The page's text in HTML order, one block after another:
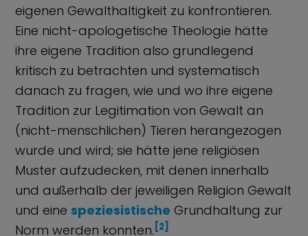
eigenen Gewalthaltigkeit zu konfrontieren.
Eine nicht-apologetische Theologie hätte
ihre eigene Tradition also grundlegend
kritisch zu betrachten und systematisch
danach zu fragen, wie und wo ihre eigene
Tradition zur Legitimation von Gewalt an
(nicht-menschlichen) Tieren herangezogen
wurde und wird; sie hätte jene religiösen
Muster aufzudecken, mit denen innerhalb
und außerhalb der jeweiligen Religion Gewalt
und eine speziesistische Grundhaltung zur
Norm werden konnten. [2]